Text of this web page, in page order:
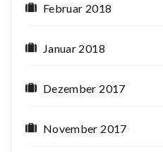
Februar 2018
Januar 2018
Dezember 2017
November 2017